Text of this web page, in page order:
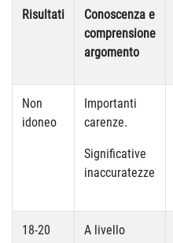
Risultati
Conoscenza e
comprensione
argomento
Non
idoneo
Importanti
carenze.
Significative
inaccuratezze
18-20
A livello